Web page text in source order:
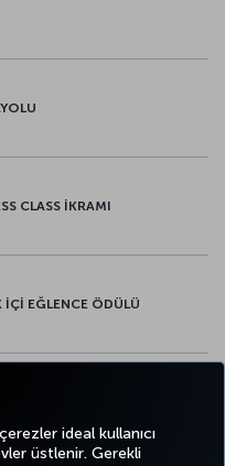
ideal kullanıcı
üstlenir. Gerekli
CLASS İKRAMI
İÇİ EĞLENCE ÖDÜLÜ